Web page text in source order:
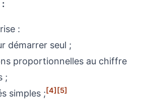
:
démarrer seul ;
proportionnelles au chiffre
;
simples ;[4][5]